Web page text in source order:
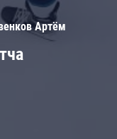
Артём